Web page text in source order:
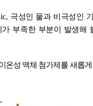
극성인 물과 비극성인
부족한 부분이 발생해
온성 액체 첨가제를 새롭